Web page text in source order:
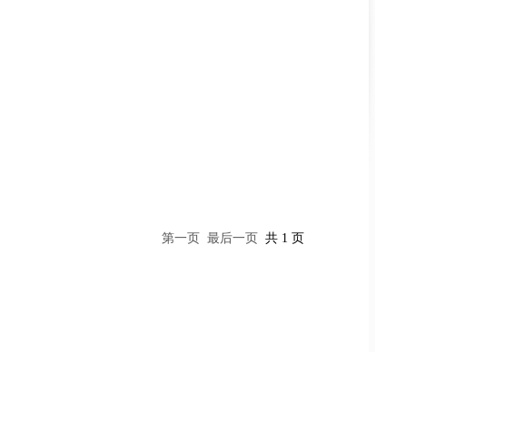
第一页 最后一页 共 1 页